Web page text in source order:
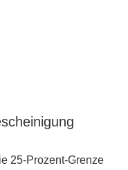
25-Prozent-Grenze